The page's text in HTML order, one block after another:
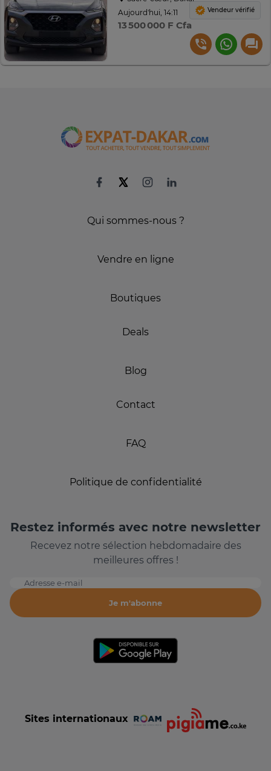
Aujourd'hui, 14:11
13 500 000 F Cfa
Vendeur vérifié
Qui sommes-nous ?
Vendre en ligne
Boutiques
Deals
Blog
Contact
FAQ
Politique de confidentialité
Restez informés avec notre newsletter
Recevez notre sélection hebdomadaire des
meilleures offres !
Adresse e-mail
Je m'abonne
Sites internationaux